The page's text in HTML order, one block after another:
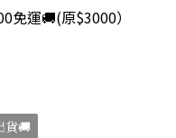
免運🚚(原$3000）
貨🚚